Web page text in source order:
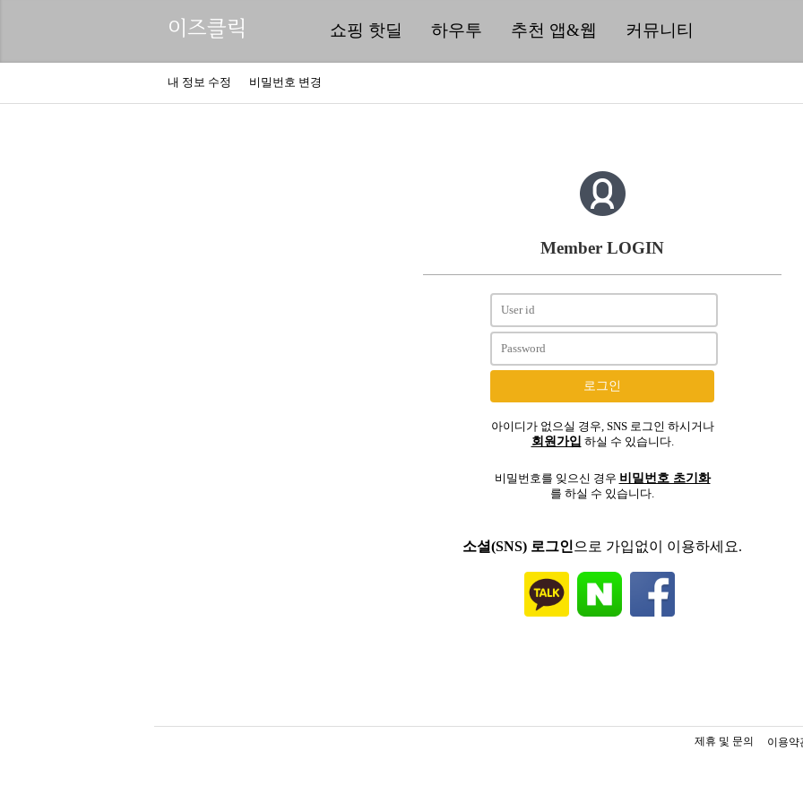
이즈클릭 쇼핑 핫딜 하우투 추천 앱&웹 커뮤니티
내 정보 수정 비밀번호 변경
Member LOGIN
아이디가 없으실 경우, SNS 로그인 하시거나
회원가입 하실 수 있습니다.
비밀번호를 잊으신 경우 비밀번호 초기화
를 하실 수 있습니다.
소셜(SNS) 로그인 으로 가입없이 이용하세요.
이용약
제휴 및 문의